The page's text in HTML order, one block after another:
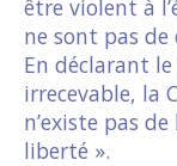
être violent à
ne sont pas de
En déclarant
irrecevable, la
n’existe pas
liberté ».